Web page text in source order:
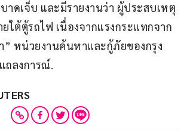
าดเจ็บ และมีรายงานว่า ผู้ประสบเหตุ
ใต้ตู้รถไฟ เนื่องจากแรงกระแทกจาก
” หน่วยงานค้นหาและกู้ภัยของกรุง
ถลงการณ์.